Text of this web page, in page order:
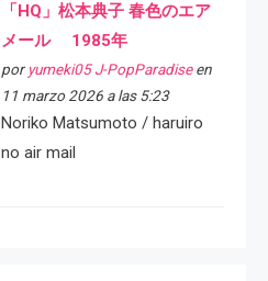
「HQ」松本典子 春色のエア
メール 1985年
por yumeki05 J-PopParadiseen
11 marzo 2026 a las 5:23
Noriko Matsumoto / haruiro
no air mail